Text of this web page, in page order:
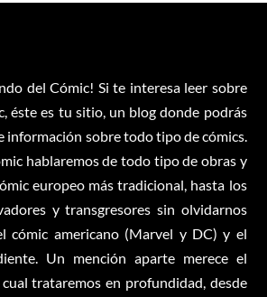
del Cómic! Si te interesa leer sobre
éste es tu sitio, un blog donde podrás
información sobre todo tipo de cómics.
hablaremos de todo tipo de obras y
europeo más tradicional, hasta los
y transgresores sin olvidarnos
cómic americano (Marvel y DC) y el
Un mención aparte merece el
trataremos en profundidad, desde